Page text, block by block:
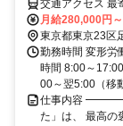
月給280,000円
東京都東京23区
勤務時間 変形労
時間 8:00～
00～翌5:00（移
仕事内容
た」は、 最